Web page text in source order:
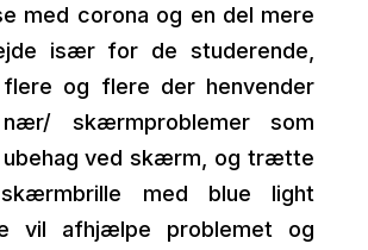
med corona og en del mere
især for de studerende,
og flere der henvender
skærmproblemer som
ubehag ved skærm, og trætte
med blue light
vil afhjælpe problemet og